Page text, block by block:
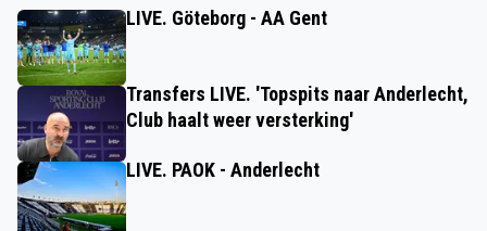
LIVE. Göteborg - AA Gent
Transfers LIVE. 'Topspits naar Anderlecht,
Club haalt weer versterking'
LIVE. PAOK - Anderlecht